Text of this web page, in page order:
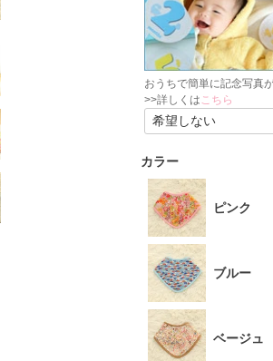
おうちで簡単に記念写真
>>詳しくはこちら
カラー
ピンク
ブルー
ベージュ